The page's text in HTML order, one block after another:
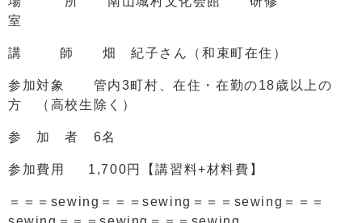
室
講 師 畑 紀子さん（和束町在住）
参加対象 管内3町村、在住・在勤の18歳以上の
方 （高校生除く）
参 加 者 6名
参加費用 1,700円【講習料+材料費】
＝＝＝sewing＝＝＝sewing＝＝＝sewing＝＝＝